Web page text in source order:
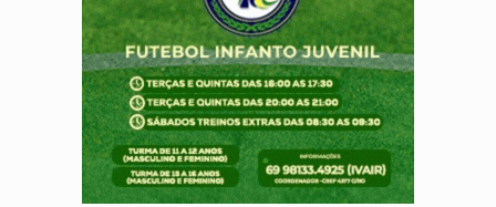
CELEBRAÇÃO:Cerejeiras completa 43 anos de emancipação com
SAÚDE:Anvisa desmente boato sobre presença de plástico ou
VÍDEO:Pitbulls fogem de residência e atacam casal de idosos
AÇÃO CONJUNTA:Forças policiais apreendem cerca de 1kg de
PF ESTÁ APURANDO:Flávio Bolsonaro escolhe Alfredo Gaspar como vice, alvo de